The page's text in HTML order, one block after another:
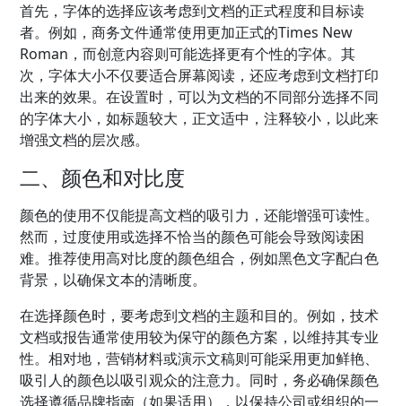
首先，字体的选择应该考虑到文档的正式程度和目标读
者。例如，商务文件通常使用更加正式的Times New
Roman，而创意内容则可能选择更有个性的字体。其
次，字体大小不仅要适合屏幕阅读，还应考虑到文档打印
出来的效果。在设置时，可以为文档的不同部分选择不同
的字体大小，如标题较大，正文适中，注释较小，以此来
增强文档的层次感。
二、颜色和对比度
颜色的使用不仅能提高文档的吸引力，还能增强可读性。
然而，过度使用或选择不恰当的颜色可能会导致阅读困
难。推荐使用高对比度的颜色组合，例如黑色文字配白色
背景，以确保文本的清晰度。
在选择颜色时，要考虑到文档的主题和目的。例如，技术
文档或报告通常使用较为保守的颜色方案，以维持其专业
性。相对地，营销材料或演示文稿则可能采用更加鲜艳、
吸引人的颜色以吸引观众的注意力。同时，务必确保颜色
选择遵循品牌指南（如果适用），以保持公司或组织的一